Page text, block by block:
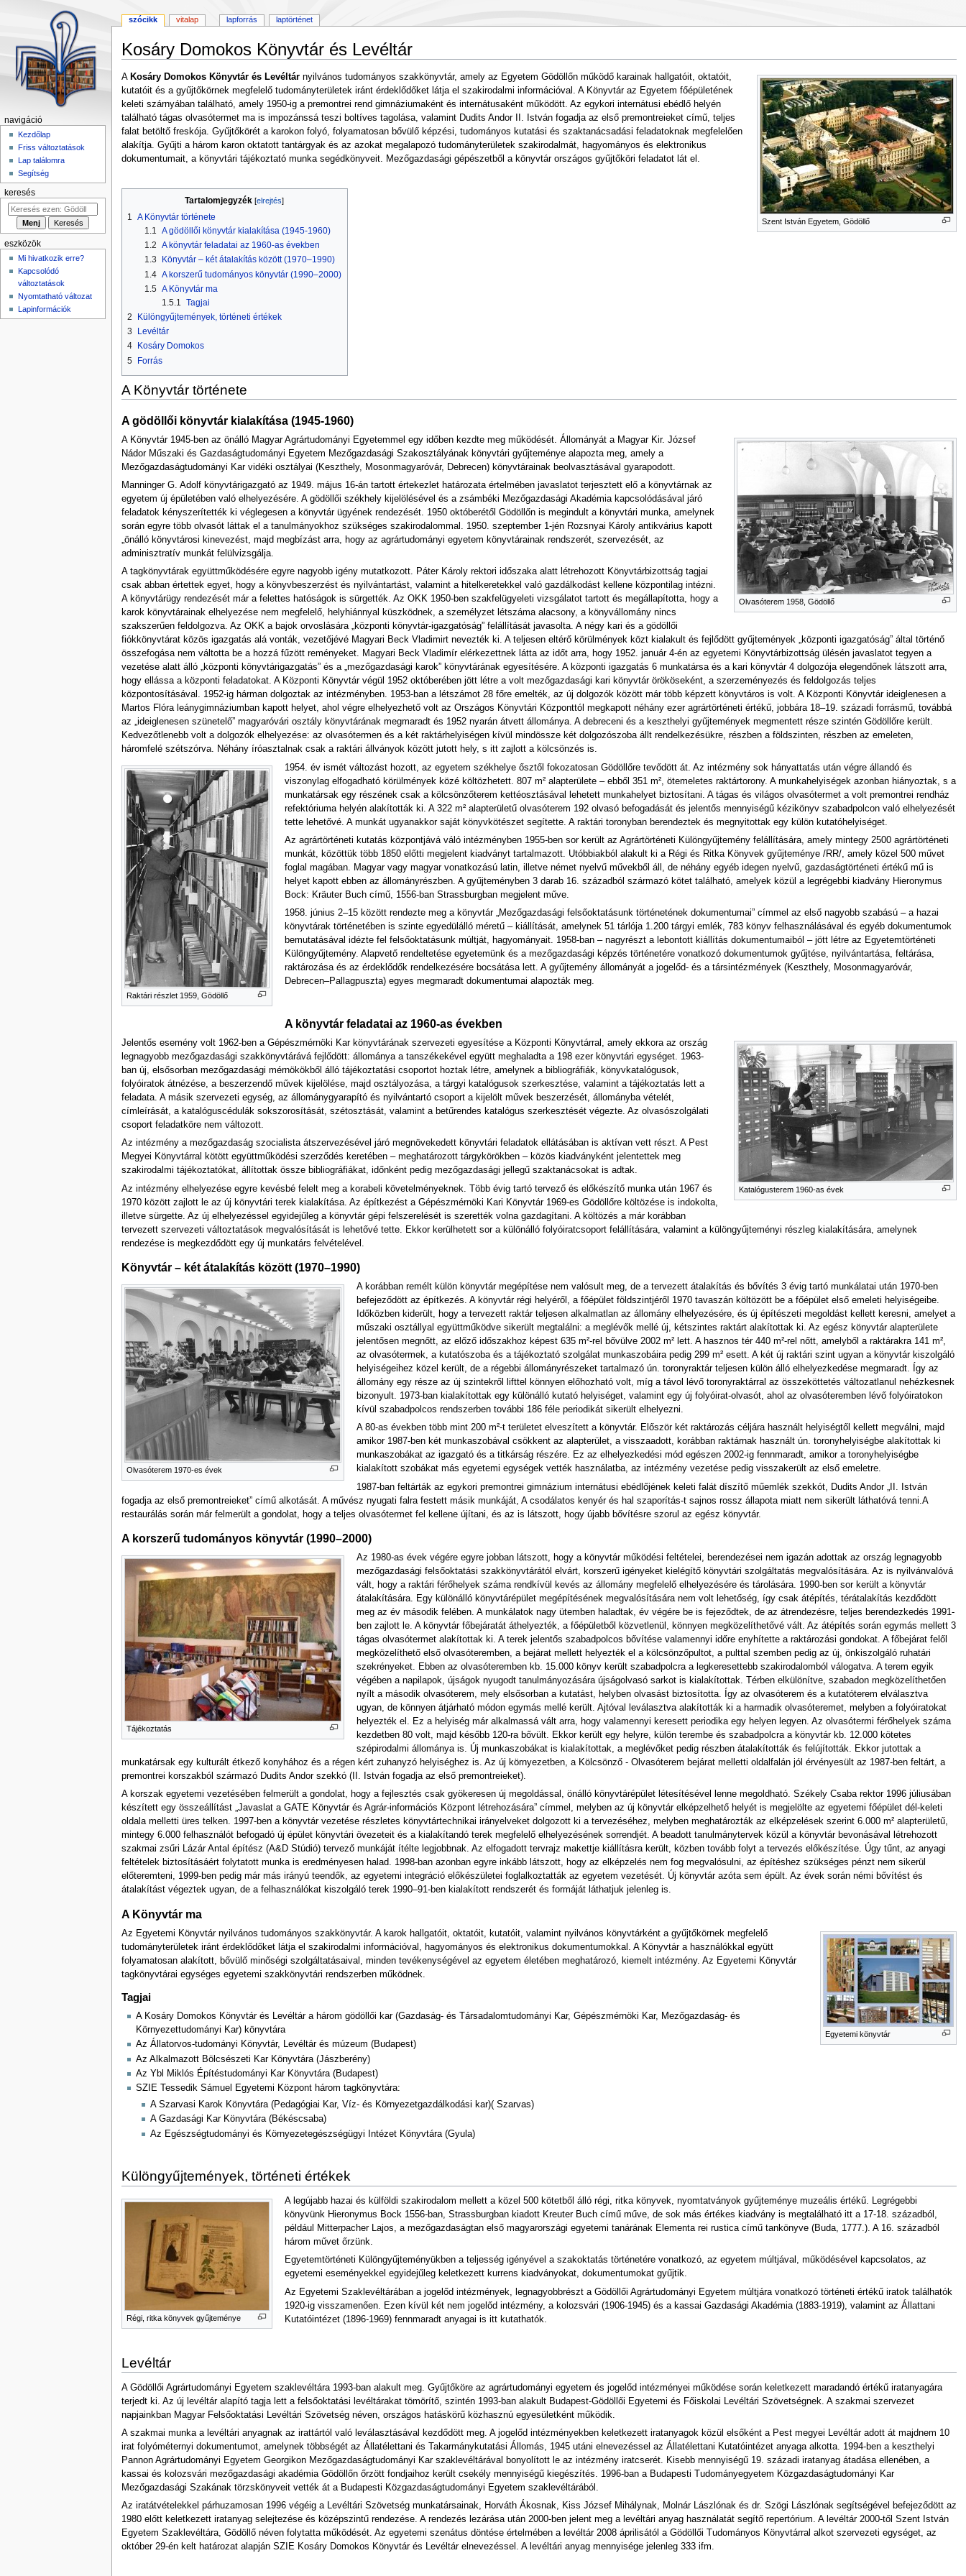
Kosáry Domokos Könyvtár és Levéltár
Ugrás
a
navigációhoz
Ugrás
a
kereséshez
Szent István Egyetem, Gödöllő
A Kosáry Domokos Könyvtár és Levéltárnyilvános tudományos szakkönyvtár, amely az Egyetem Gödöllőn működő karainak hallgatóit, oktatóit,
kutatóit és a gyűjtőkörnek megfelelő tudományterületek iránt érdeklődőket látja el szakirodalmi információval. A Könyvtár az Egyetem főépületének
keleti szárnyában található, amely 1950-ig a premontrei rend gimnáziumaként és internátusaként működött. Az egykori internátusi ebédlő helyén
található tágas olvasótermet ma is impozánssá teszi boltíves tagolása, valamint Dudits Andor II. István fogadja az első premontreieket című, teljes
falat betöltő freskója. Gyűjtőkörét a karokon folyó, folyamatosan bővülő képzési, tudományos kutatási és szaktanácsadási feladatoknak megfelelően
alakítja. Gyűjti a három karon oktatott tantárgyak és az azokat megalapozó tudományterületek szakirodalmát, hagyományos és elektronikus
dokumentumait, a könyvtári tájékoztató munka segédkönyveit. Mezőgazdasági gépészetből a könyvtár országos gyűjtőköri feladatot lát el.
Tartalomjegyzék
1 A Könyvtár története
1.1 A gödöllői könyvtár kialakítása (1945-1960)
1.2 A könyvtár feladatai az 1960-as években
1.3
Könyvtár – két átalakítás között (1970–1990)
1.4 A korszerű tudományos könyvtár (1990–2000)
1.5 A Könyvtár ma
1.5.1 Tagjai
2
Különgyűjtemények, történeti értékek
3
Levéltár
4
Kosáry Domokos
5 Forrás
A Könyvtár története
A gödöllői könyvtár kialakítása (1945-1960)
Olvasóterem 1958, Gödöllő
A Könyvtár 1945-ben az önálló Magyar Agrártudományi Egyetemmel egy időben kezdte meg működését. Állományát a Magyar Kir. József
Nádor Műszaki és Gazdaságtudományi Egyetem Mezőgazdasági Szakosztályának könyvtári gyűjteménye alapozta meg, amely a
Mezőgazdaságtudományi Kar vidéki osztályai (Keszthely, Mosonmagyaróvár, Debrecen) könyvtárainak beolvasztásával gyarapodott.
Manninger G. Adolf könyvtárigazgató az 1949. május 16-án tartott értekezlet határozata értelmében javaslatot terjesztett elő a könyvtárnak az
egyetem új épületében való elhelyezésére. A gödöllői székhely kijelölésével és a zsámbéki Mezőgazdasági Akadémia kapcsolódásával járó
feladatok kényszerítették ki véglegesen a könyvtár ügyének rendezését. 1950 októberétől Gödöllőn is megindult a könyvtári munka, amelynek
során egyre több olvasót láttak el a tanulmányokhoz szükséges szakirodalommal. 1950. szeptember 1-jén Rozsnyai Károly antikvárius kapott
„önálló könyvtárosi kinevezést, majd megbízást arra, hogy az agrártudományi egyetem könyvtárainak rendszerét, szervezését, az
adminisztratív munkát felülvizsgálja.
A tagkönyvtárak együttműködésére egyre nagyobb igény mutatkozott. Páter Károly rektori időszaka alatt létrehozott Könyvtárbizottság tagjai
csak abban értettek egyet, hogy a könyvbeszerzést és nyilvántartást, valamint a hitelkeretekkel való gazdálkodást kellene központilag intézni.
A könyvtárügy rendezését már a felettes hatóságok is sürgették. Az OKK 1950-ben szakfelügyeleti vizsgálatot tartott és megállapította, hogy a
karok könyvtárainak elhelyezése nem megfelelő, helyhiánnyal küszködnek, a személyzet létszáma alacsony, a könyvállomány nincs
szakszerűen feldolgozva. Az OKK a bajok orvoslására „központi könyvtár-igazgatóság” felállítását javasolta. A négy kari és a gödöllői
fiókkönyvtárat közös igazgatás alá vonták, vezetőjévé Magyari Beck Vladimirt nevezték ki. A teljesen eltérő körülmények közt kialakult és fejlődött gyűjtemények „központi igazgatóság” által történő
összefogása nem váltotta be a hozzá fűzött reményeket. Magyari Beck Vladimír elérkezettnek látta az időt arra, hogy 1952. január 4-én az egyetemi Könyvtárbizottság ülésén javaslatot tegyen a
vezetése alatt álló „központi könyvtárigazgatás” és a „mezőgazdasági karok” könyvtárának egyesítésére. A központi igazgatás 6 munkatársa és a kari könyvtár 4 dolgozója elegendőnek látszott arra,
hogy ellássa a központi feladatokat. A Központi Könyvtár végül 1952 októberében jött létre a volt mezőgazdasági kari könyvtár örököseként, a szerzeményezés és feldolgozás teljes
központosításával. 1952-ig hárman dolgoztak az intézményben. 1953-ban a létszámot 28 főre emelték, az új dolgozók között már több képzett könyvtáros is volt. A Központi Könyvtár ideiglenesen a
Martos Flóra leánygimnáziumban kapott helyet, ahol végre elhelyezhető volt az Országos Könyvtári Központtól megkapott néhány ezer agrártörténeti értékű, jobbára 18–19. századi forrásmű, továbbá
az „ideiglenesen szünetelő” magyaróvári osztály könyvtárának megmaradt és 1952 nyarán átvett állománya. A debreceni és a keszthelyi gyűjtemények megmentett része szintén Gödöllőre került.
Kedvezőtlenebb volt a dolgozók elhelyezése: az olvasótermen és a két raktárhelyiségen kívül mindössze két dolgozószoba állt rendelkezésükre, részben a földszinten, részben az emeleten,
háromfelé szétszórva. Néhány íróasztalnak csak a raktári állványok között jutott hely, s itt zajlott a kölcsönzés is.
Raktári részlet 1959, Gödöllő
1954. év ismét változást hozott, az egyetem székhelye ősztől fokozatosan Gödöllőre tevődött át. Az intézmény sok hányattatás után végre állandó és
viszonylag elfogadható körülmények közé költözhetett. 807 m² alapterülete – ebből 351 m², ötemeletes raktártorony. A munkahelyiségek azonban hiányoztak, s a
munkatársak egy részének csak a kölcsönzőterem kettéosztásával lehetett munkahelyet biztosítani. A tágas és világos olvasótermet a volt premontrei rendház
refektóriuma helyén alakították ki. A 322 m² alapterületű olvasóterem 192 olvasó befogadását és jelentős mennyiségű kézikönyv szabadpolcon való elhelyezését
tette lehetővé. A munkát ugyanakkor saját könyvkötészet segítette. A raktári toronyban berendeztek és megnyitottak egy külön kutatóhelyiséget.
Az agrártörténeti kutatás központjává váló intézményben 1955-ben sor került az Agrártörténeti Különgyűjtemény felállítására, amely mintegy 2500 agrártörténeti
munkát, közöttük több 1850 előtti megjelent kiadványt tartalmazott. Utóbbiakból alakult ki a Régi és Ritka Könyvek gyűjteménye /RR/, amely közel 500 művet
foglal magában. Magyar vagy magyar vonatkozású latin, illetve német nyelvű művekből áll, de néhány egyéb idegen nyelvű, gazdaságtörténeti értékű mű is
helyet kapott ebben az állományrészben. A gyűjteményben 3 darab 16. századból származó kötet található, amelyek közül a legrégebbi kiadvány Hieronymus
Bock: Kräuter Buch című, 1556-ban Strassburgban megjelent műve.
1958. június 2–15 között rendezte meg a könyvtár „Mezőgazdasági felsőoktatásunk történetének dokumentumai” címmel az első nagyobb szabású – a hazai
könyvtárak történetében is szinte egyedülálló méretű – kiállítását, amelynek 51 tárlója 1.200 tárgyi emlék, 783 könyv felhasználásával és egyéb dokumentumok
bemutatásával idézte fel felsőoktatásunk múltját, hagyományait. 1958-ban – nagyrészt a lebontott kiállítás dokumentumaiból – jött létre az Egyetemtörténeti
Különgyűjtemény. Alapvető rendeltetése egyetemünk és a mezőgazdasági képzés történetére vonatkozó dokumentumok gyűjtése, nyilvántartása, feltárása,
raktározása és az érdeklődők rendelkezésére bocsátása lett. A gyűjtemény állományát a jogelőd- és a társintézmények (Keszthely, Mosonmagyaróvár,
Debrecen–Pallagpuszta) egyes megmaradt dokumentumai alapozták meg.
A könyvtár feladatai az 1960-as években
Katalógusterem 1960-as évek
Jelentős esemény volt 1962-ben a Gépészmérnöki Kar könyvtárának szervezeti egyesítése a Központi Könyvtárral, amely ekkora az ország
legnagyobb mezőgazdasági szakkönyvtárává fejlődött: állománya a tanszékekével együtt meghaladta a 198 ezer könyvtári egységet. 1963-
ban új, elsősorban mezőgazdasági mérnökökből álló tájékoztatási csoportot hoztak létre, amelynek a bibliográfiák, könyvkatalógusok,
folyóiratok átnézése, a beszerzendő művek kijelölése, majd osztályozása, a tárgyi katalógusok szerkesztése, valamint a tájékoztatás lett a
feladata. A másik szervezeti egység, az állománygyarapító és nyilvántartó csoport a kijelölt művek beszerzését, állományba vételét,
címleírását, a katalóguscédulák sokszorosítását, szétosztását, valamint a betűrendes katalógus szerkesztését végezte. Az olvasószolgálati
csoport feladatköre nem változott.
Az intézmény a mezőgazdaság szocialista átszervezésével járó megnövekedett könyvtári feladatok ellátásában is aktívan vett részt. A Pest
Megyei Könyvtárral kötött együttműködési szerződés keretében – meghatározott tárgykörökben – közös kiadványként jelentettek meg
szakirodalmi tájékoztatókat, állítottak össze bibliográfiákat, időnként pedig mezőgazdasági jellegű szaktanácsokat is adtak.
Az intézmény elhelyezése egyre kevésbé felelt meg a korabeli követelményeknek. Több évig tartó tervező és előkészítő munka után 1967 és
1970 között zajlott le az új könyvtári terek kialakítása. Az építkezést a Gépészmérnöki Kari Könyvtár 1969-es Gödöllőre költözése is indokolta,
illetve sürgette. Az új elhelyezéssel egyidejűleg a könyvtár gépi felszerelését is szerették volna gazdagítani. A költözés a már korábban
tervezett szervezeti változtatások megvalósítását is lehetővé tette. Ekkor kerülhetett sor a különálló folyóiratcsoport felállítására, valamint a különgyűjteményi részleg kialakítására, amelynek
rendezése is megkezdődött egy új munkatárs felvételével.
Könyvtár – két átalakítás között (1970–1990)
Olvasóterem 1970-es évek
A korábban remélt külön könyvtár megépítése nem valósult meg, de a tervezett átalakítás és bővítés 3 évig tartó munkálatai után 1970-ben
befejeződött az építkezés. A könyvtár régi helyéről, a főépület földszintjéről 1970 tavaszán költözött be a főépület első emeleti helyiségeibe.
Időközben kiderült, hogy a tervezett raktár teljesen alkalmatlan az állomány elhelyezésére, és új építészeti megoldást kellett keresni, amelyet a
műszaki osztállyal együttműködve sikerült megtalálni: a meglévők mellé új, kétszintes raktárt alakítottak ki. Az egész könyvtár alapterülete
jelentősen megnőtt, az előző időszakhoz képest 635 m²-rel bővülve 2002 m² lett. A hasznos tér 440 m²-rel nőtt, amelyből a raktárakra 141 m²,
az olvasótermek, a kutatószoba és a tájékoztató szolgálat munkaszobáira pedig 299 m² esett. A két új raktári szint ugyan a könyvtár kiszolgáló
helyiségeihez közel került, de a régebbi állományrészeket tartalmazó ún. toronyraktár teljesen külön álló elhelyezkedése megmaradt. Így az
állomány egy része az új szintekről lifttel könnyen előhozható volt, míg a távol lévő toronyraktárral az összeköttetés változatlanul nehézkesnek
bizonyult. 1973-ban kialakítottak egy különálló kutató helyiséget, valamint egy új folyóirat-olvasót, ahol az olvasóteremben lévő folyóiratokon
kívül szabadpolcos rendszerben további 186 féle periodikát sikerült elhelyezni.
A 80-as években több mint 200 m²-t területet elveszített a könyvtár. Először két raktározás céljára használt helyiségtől kellett megválni, majd
amikor 1987-ben két munkaszobával csökkent az alapterület, a visszaadott, korábban raktárnak használt ún. toronyhelyiségbe alakítottak ki
munkaszobákat az igazgató és a titkárság részére. Ez az elhelyezkedési mód egészen 2002-ig fennmaradt, amikor a toronyhelyiségbe
kialakított szobákat más egyetemi egységek vették használatba, az intézmény vezetése pedig visszakerült az első emeletre.
1987-ban feltárták az egykori premontrei gimnázium internátusi ebédlőjének keleti falát díszítő műemlék szekkót, Dudits Andor „II. István
fogadja az első premontreieket” című alkotását. A művész nyugati falra festett másik munkáját, A csodálatos kenyér és hal szaporítás-t sajnos rossz állapota miatt nem sikerült láthatóvá tenni.A
restaurálás során már felmerült a gondolat, hogy a teljes olvasótermet fel kellene újítani, és az is látszott, hogy újabb bővítésre szorul az egész könyvtár.
A korszerű tudományos könyvtár (1990–2000)
Tájékoztatás
Az 1980-as évek végére egyre jobban látszott, hogy a könyvtár működési feltételei, berendezései nem igazán adottak az ország legnagyobb
mezőgazdasági felsőoktatási szakkönyvtárától elvárt, korszerű igényeket kielégítő könyvtári szolgáltatás megvalósítására. Az is nyilvánvalóvá
vált, hogy a raktári férőhelyek száma rendkívül kevés az állomány megfelelő elhelyezésére és tárolására. 1990-ben sor került a könyvtár
átalakítására. Egy különálló könyvtárépület megépítésének megvalósítására nem volt lehetőség, így csak átépítés, térátalakítás kezdődött
meg az év második felében. A munkálatok nagy ütemben haladtak, év végére be is fejeződtek, de az átrendezésre, teljes berendezkedés 1991-
ben zajlott le. A könyvtár főbejáratát áthelyezték, a főépületből közvetlenül, könnyen megközelíthetővé vált. Az átépítés során egymás mellett 3
tágas olvasótermet alakítottak ki. A terek jelentős szabadpolcos bővítése valamennyi időre enyhítette a raktározási gondokat. A főbejárat felől
megközelíthető első olvasóteremben, a bejárat mellett helyezték el a kölcsönzőpultot, a pulttal szemben pedig az új, önkiszolgáló ruhatári
szekrényeket. Ebben az olvasóteremben kb. 15.000 könyv került szabadpolcra a legkeresettebb szakirodalomból válogatva. A terem egyik
végében a napilapok, újságok nyugodt tanulmányozására újságolvasó sarkot is kialakítottak. Térben elkülönítve, szabadon megközelíthetően
nyílt a második olvasóterem, mely elsősorban a kutatást, helyben olvasást biztosította. Így az olvasóterem és a kutatóterem elválasztva
ugyan, de könnyen átjárható módon egymás mellé került. Ajtóval leválasztva alakították ki a harmadik olvasóteremet, melyben a folyóiratokat
helyezték el. Ez a helyiség már alkalmassá vált arra, hogy valamennyi keresett periodika egy helyen legyen. Az olvasótermi férőhelyek száma
kezdetben 80 volt, majd később 120-ra bővült. Ekkor került egy helyre, külön terembe és szabadpolcra a könyvtár kb. 12.000 kötetes
szépirodalmi állománya is. Új munkaszobákat is kialakítottak, a meglévőket pedig részben átalakították és felújították. Ekkor jutottak a
munkatársak egy kulturált étkező konyhához és a régen kért zuhanyzó helyiséghez is. Az új környezetben, a Kölcsönző - Olvasóterem bejárat melletti oldalfalán jól érvényesült az 1987-ben feltárt, a
premontrei korszakból származó Dudits Andor szekkó (II. István fogadja az első premontreieket).
A korszak egyetemi vezetésében felmerült a gondolat, hogy a fejlesztés csak gyökeresen új megoldással, önálló könyvtárépület létesítésével lenne megoldható. Székely Csaba rektor 1996 júliusában
készített egy összeállítást „Javaslat a GATE Könyvtár és Agrár-információs Központ létrehozására” címmel, melyben az új könyvtár elképzelhető helyét is megjelölte az egyetemi főépület dél-keleti
oldala melletti üres telken. 1997-ben a könyvtár vezetése részletes könyvtártechnikai irányelveket dolgozott ki a tervezéséhez, melyben meghatározták az elképzelések szerint 6.000 m² alapterületű,
mintegy 6.000 felhasználót befogadó új épület könyvtári övezeteit és a kialakítandó terek megfelelő elhelyezésének sorrendjét. A beadott tanulmánytervek közül a könyvtár bevonásával létrehozott
szakmai zsűri Lázár Antal építész (A&D Stúdió) tervező munkáját ítélte legjobbnak. Az elfogadott tervrajz makettje kiállításra került, közben tovább folyt a tervezés előkészítése. Úgy tűnt, az anyagi
feltételek biztosításáért folytatott munka is eredményesen halad. 1998-ban azonban egyre inkább látszott, hogy az elképzelés nem fog megvalósulni, az építéshez szükséges pénzt nem sikerül
előteremteni, 1999-ben pedig már más irányú teendők, az egyetemi integráció előkészületei foglalkoztatták az egyetem vezetését. Új könyvtár azóta sem épült. Az évek során némi bővítést és
átalakítást végeztek ugyan, de a felhasználókat kiszolgáló terek 1990–91-ben kialakított rendszerét és formáját láthatjuk jelenleg is.
A Könyvtár ma
Egyetemi könyvtár
Az Egyetemi Könyvtár nyilvános tudományos szakkönyvtár. A karok hallgatóit, oktatóit, kutatóit, valamint nyilvános könyvtárként a gyűjtőkörnek megfelelő
tudományterületek iránt érdeklődőket látja el szakirodalmi információval, hagyományos és elektronikus dokumentumokkal. A Könyvtár a használókkal együtt
folyamatosan alakított, bővülő minőségi szolgáltatásaival, minden tevékenységével az egyetem életében meghatározó, kiemelt intézmény. Az Egyetemi Könyvtár
tagkönyvtárai egységes egyetemi szakkönyvtári rendszerben működnek.
Tagjai
A Kosáry Domokos Könyvtár és Levéltár a három gödöllői kar (Gazdaság- és Társadalomtudományi Kar, Gépészmérnöki Kar, Mezőgazdaság- és
Környezettudományi Kar) könyvtára
Az Állatorvos-tudományi Könyvtár, Levéltár és múzeum (Budapest)
Az Alkalmazott Bölcsészeti Kar Könyvtára (Jászberény)
Az Ybl Miklós Építéstudományi Kar Könyvtára (Budapest)
SZIE Tessedik Sámuel Egyetemi Központ három tagkönyvtára:
A Szarvasi Karok Könyvtára (Pedagógiai Kar, Víz- és Környezetgazdálkodási kar)( Szarvas)
A Gazdasági Kar Könyvtára (Békéscsaba)
Az Egészségtudományi és Környezetegészségügyi Intézet Könyvtára (Gyula)
Különgyűjtemények, történeti értékek
Régi, ritka könyvek gyűjteménye
A legújabb hazai és külföldi szakirodalom mellett a közel 500 kötetből álló régi, ritka könyvek, nyomtatványok gyűjteménye muzeális értékű. Legrégebbi
könyvünk Hieronymus Bock 1556-ban, Strassburgban kiadott Kreuter Buch című műve, de sok más értékes kiadvány is megtalálható itt a 17-18. századból,
például Mitterpacher Lajos, a mezőgazdaságtan első magyarországi egyetemi tanárának Elementa rei rustica című tankönyve (Buda, 1777.). A 16. századból
három művet őrzünk.
Egyetemtörténeti Különgyűjteményükben a teljesség igényével a szakoktatás történetére vonatkozó, az egyetem múltjával, működésével kapcsolatos, az
egyetemi eseményekkel egyidejűleg keletkezett kurrens kiadványokat, dokumentumokat gyűjtik.
Az Egyetemi Szaklevéltárában a jogelőd intézmények, legnagyobbrészt a Gödöllői Agrártudományi Egyetem múltjára vonatkozó történeti értékű iratok találhatók
1920-ig visszamenően. Ezen kívül két nem jogelőd intézmény, a kolozsvári (1906-1945) és a kassai Gazdasági Akadémia (1883-1919), valamint az Állattani
Kutatóintézet (1896-1969) fennmaradt anyagai is itt kutathatók.
Levéltár
A Gödöllői Agrártudományi Egyetem szaklevéltára 1993-ban alakult meg. Gyűjtőköre az agrártudományi egyetem és jogelőd intézményei működése során keletkezett maradandó értékű iratanyagára
terjedt ki. Az új levéltár alapító tagja lett a felsőoktatási levéltárakat tömörítő, szintén 1993-ban alakult Budapest-Gödöllői Egyetemi és Főiskolai Levéltári Szövetségnek. A szakmai szervezet
napjainkban Magyar Felsőoktatási Levéltári Szövetség néven, országos hatáskörű közhasznú egyesületként működik.
A szakmai munka a levéltári anyagnak az irattártól való leválasztásával kezdődött meg. A jogelőd intézményekben keletkezett iratanyagok közül elsőként a Pest megyei Levéltár adott át majdnem 10
irat folyóméternyi dokumentumot, amelynek többségét az Állatélettani és Takarmánykutatási Állomás, 1945 utáni elnevezéssel az Állatélettani Kutatóintézet anyaga alkotta. 1994-ben a keszthelyi
Pannon Agrártudományi Egyetem Georgikon Mezőgazdaságtudományi Kar szaklevéltárával bonyolított le az intézmény iratcserét. Kisebb mennyiségű 19. századi iratanyag átadása ellenében, a
kassai és kolozsvári mezőgazdasági akadémia Gödöllőn őrzött fondjaihoz került csekély mennyiségű kiegészítés. 1996-ban a Budapesti Tudományegyetem Közgazdaságtudományi Kar
Mezőgazdasági Szakának törzskönyveit vették át a Budapesti Közgazdaságtudományi Egyetem szaklevéltárából.
Az iratátvételekkel párhuzamosan 1996 végéig a Levéltári Szövetség munkatársainak, Horváth Ákosnak, Kiss József Mihálynak, Molnár Lászlónak és dr. Szögi Lászlónak segítségével befejeződött az
1980 előtt keletkezett iratanyag selejtezése és középszintű rendezése. A rendezés lezárása után 2000-ben jelent meg a levéltári anyag használatát segítő repertórium. A levéltár 2000-től Szent István
Egyetem Szaklevéltára, Gödöllő néven folytatta működését. Az egyetemi szenátus döntése értelmében a levéltár 2008 áprilisától a Gödöllői Tudományos Könyvtárral alkot szervezeti egységet, az
október 29-én kelt határozat alapján SZIE Kosáry Domokos Könyvtár és Levéltár elnevezéssel. A levéltári anyag mennyisége jelenleg 333 ifm.
szócikk vitalap lapforrás laptörténet
navigáció
Kezdőlap
Friss változtatások
Lap találomra
Segítség
keresés
eszközök
Mi hivatkozik erre?
Kapcsolódó
változtatások
Nyomtatható változat
Lapinformációk